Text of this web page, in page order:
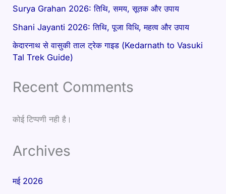
Surya Grahan 2026: तिथि, समय, सूतक और उपाय
Shani Jayanti 2026: तिथि, पूजा विधि, महत्व और उपाय
केदारनाथ से वासुकी ताल ट्रेक गाइड (Kedarnath to Vasuki
Tal Trek Guide)
Recent Comments
कोई टिप्पणी नही है।
Archives
मई 2026